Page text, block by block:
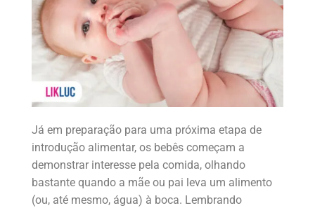
Já em preparação para uma próxima etapa de
introdução alimentar, os bebês começam a
demonstrar interesse pela comida, olhando
bastante quando a mãe ou pai leva um alimento
(ou, até mesmo, água) à boca. Lembrando